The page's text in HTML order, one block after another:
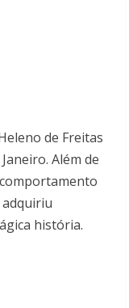
de Freitas
Além de
história.